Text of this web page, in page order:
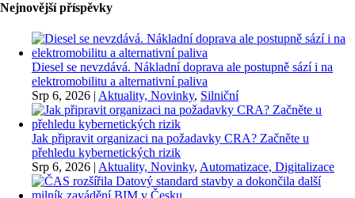
Nejnovější příspěvky
Diesel se nevzdává. Nákladní doprava ale postupně sází i na
elektromobilitu a alternativní paliva
Srp 6, 2026 | Aktuality, Novinky, Silniční
Jak připravit organizaci na požadavky CRA? Začněte u
přehledu kybernetických rizik
Srp 6, 2026 | Aktuality, Novinky, Automatizace, Digitalizace